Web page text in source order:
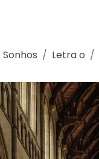
Sonhos Letra o